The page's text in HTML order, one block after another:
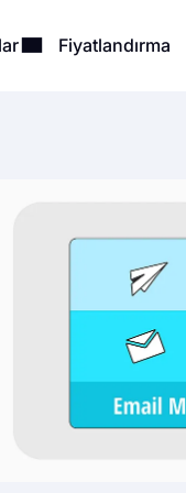
Fiyatlandırma